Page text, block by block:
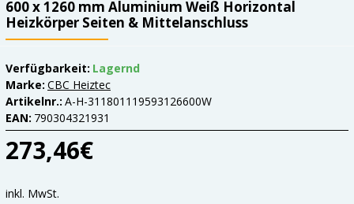
600 x 1260 mm Aluminium Weiß Horizontal
Heizkörper Seiten & Mittelanschluss
273,46€
Verfügbarkeit: Lagernd
Marke: CBC Heiztec
Artikelnr.: A-H-311801119593126600W
EAN: 790304321931
inkl. MwSt.